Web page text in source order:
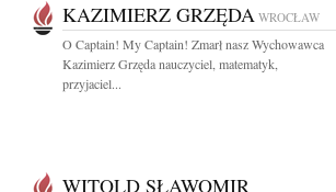
KAZIMIERZ GRZĘDA WROCŁAW
O Captain! My Captain! Zmarł nasz Wychowawca
Kazimierz Grzęda nauczyciel, matematyk,
przyjaciel...
WITOLD SŁAWOMIR